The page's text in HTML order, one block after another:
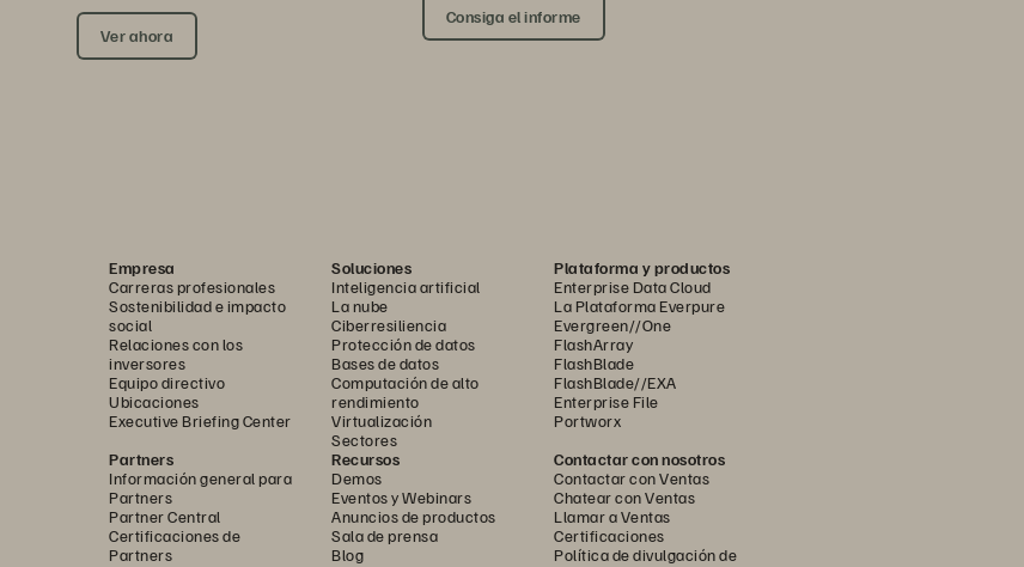
Ver ahora
Consiga el informe
Empresa
Carreras profesionales
Sostenibilidad e impacto
social
Relaciones con los
inversores
Equipo directivo
Ubicaciones
Executive Briefing Center
Soluciones
Inteligencia artificial
La nube
Ciberresiliencia
Protección de datos
Bases de datos
Computación de alto
rendimiento
Virtualización
Sectores
Plataforma y productos
Enterprise Data Cloud
La Plataforma Everpure
Evergreen//One
FlashArray
FlashBlade
FlashBlade//EXA
Enterprise File
Portworx
Partners
Información general para
Partners
Partner Central
Certificaciones de
Partners
Recursos
Demos
Eventos y Webinars
Anuncios de productos
Sala de prensa
Blog
Contactar con nosotros
Contactar con Ventas
Chatear con Ventas
Llamar a Ventas
Certificaciones
Política de divulgación de